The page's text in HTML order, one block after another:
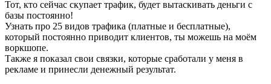
Тот, кто сейчас скупает трафик, будет вытаскивать деньги с
базы постоянно!
Узнать про 25 видов трафика (платные и бесплатные),
который постоянно приводит клиентов, ты можешь на моём
воркшопе.
Также я показал свои связки, которые сработали у меня в
рекламе и принесли денежный результат.